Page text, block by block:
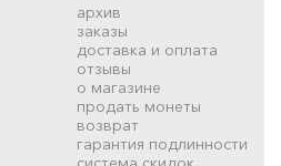
архив
заказы
доставка и оплата
отзывы
о магазине
продать монеты
возврат
гарантия подлинности